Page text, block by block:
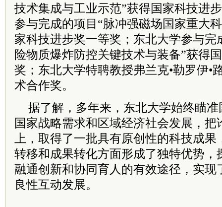
技术集成与工业示范”获得国家科技进
参与完成的项目“脉冲强磁场国家重大
家科技进步奖一等奖；东北大学参与完
险物质爆炸防控关键技术与装备”获得
奖；东北大学特聘教授弗兰克•勒罗伊•
术合作奖。
据了解，多年来，东北大学始终瞄
国家战略需求和区域经济社会发展，把
上，取得了一批具有原创性的科技成
转移和成果转化方面形成了独特优势，
融通创新和协同育人的有效途径，实现
良性互动发展。